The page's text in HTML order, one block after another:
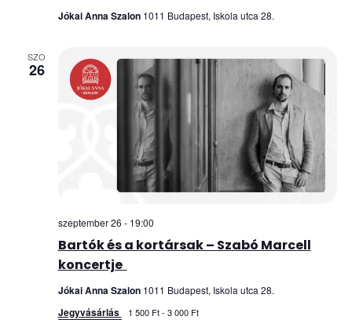
Jókai Anna Szalon 1011 Budapest, Iskola utca 28.
SZO
26
Bartók és a kortársak – Szabó Marcell
koncertje
szeptember 26 - 19:00
Jókai Anna Szalon 1011 Budapest, Iskola utca 28.
Jegyvásárlás 1 500 Ft - 3 000 Ft